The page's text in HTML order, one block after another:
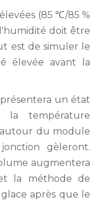
(85 ℃/85 %
doit être
est de simuler le
élevée avant la
un état
la température
du module
gèleront.
augmentera
la méthode de
après que le